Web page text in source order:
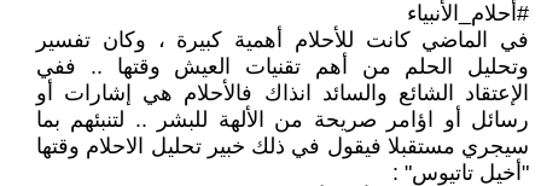
#أحلام_الأنبياء
في الماضي كانت للأحلام أهمية كبيرة ، وكان تفسير
وتحليل الحلم من أهم تقنيات العيش وقتها .. ففي
الإعتقاد الشائع والسائد انذاك فالأحلام هي إشارات أو
رسائل أو اؤامر صريحة من الألهة للبشر .. لتنبئهم بما
سيجري مستقبلا فيقول في ذلك خبير تحليل الاحلام وقتها
"أخيل تاتيوس" :